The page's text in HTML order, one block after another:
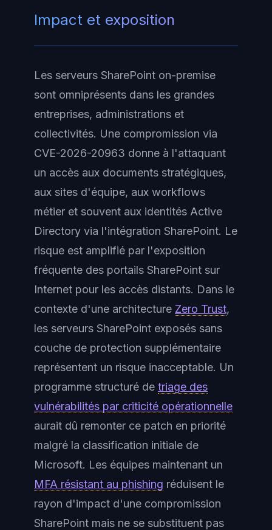
Impact et exposition
Les serveurs SharePoint on-premise
sont omniprésents dans les grandes
entreprises, administrations et
collectivités. Une compromission via
CVE-2026-20963 donne à l'attaquant
un accès aux documents stratégiques,
aux sites d'équipe, aux workflows
métier et souvent aux identités Active
Directory via l'intégration SharePoint. Le
risque est amplifié par l'exposition
fréquente des portails SharePoint sur
Internet pour les accès distants. Dans le
contexte d'une architecture Zero Trust,
les serveurs SharePoint exposés sans
couche de protection supplémentaire
représentent un risque inacceptable. Un
programme structuré de triage des
vulnérabilités par criticité opérationnelle
aurait dû remonter ce patch en priorité
malgré la classification initiale de
Microsoft. Les équipes maintenant un
MFA résistant au phishing réduisent le
rayon d'impact d'une compromission
SharePoint mais ne se substituent pas